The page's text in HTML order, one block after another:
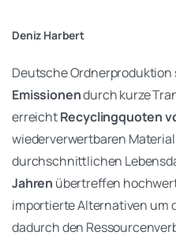
Deniz Harbert
Deutsche Ordnerproduktion
Emissionendurch kurze
erreichtRecyclingquoten
wiederverwertbaren
durchschnittlichen
Jahren übertreffen
importierte Alternativen um
dadurch den